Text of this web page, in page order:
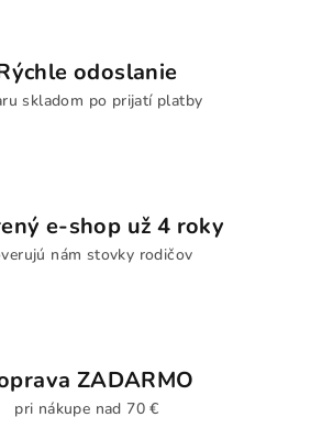
odoslanie
skladom po prijatí platby
e-shop už 4 roky
nám stovky rodičov
ZADARMO
pri nákupe nad 70 €